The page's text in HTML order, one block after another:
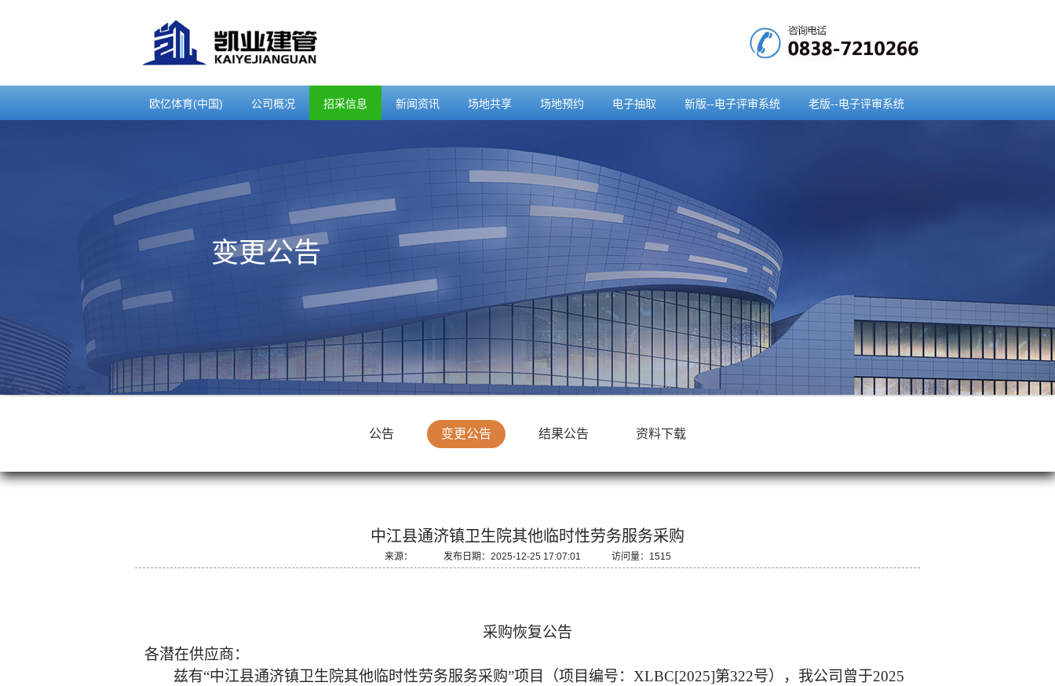
欧亿体育(中国) 公司概况 招采信息 新闻资讯 场地共享 场地预约 电子抽取 新版--电子评审系统 老版--电子评审系统
变更公告
公告 变更公告 结果公告 资料下载
中江县通济镇卫生院其他临时性劳务服务采购
来源： 发布日期：2025-12-25 17:07:01 访问量：1515
采购恢复公告
各潜在供应商：
兹有“中江县通济镇卫生院其他临时性劳务服务采购”项目（项目编号：XLBC[2025]第322号），我公司曾于2025